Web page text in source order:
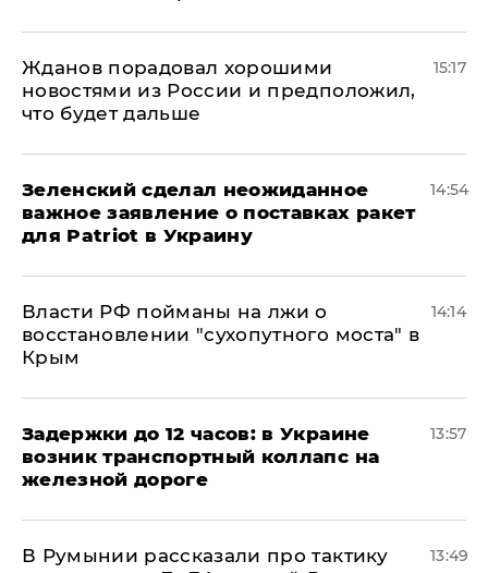
Жданов порадовал хорошими
новостями из России и предположил,
что будет дальше
15:17
Зеленский сделал неожиданное
важное заявление о поставках ракет
для Patriot в Украину
14:54
Власти РФ пойманы на лжи о
восстановлении "сухопутного моста" в
Крым
14:14
Задержки до 12 часов: в Украине
возник транспортный коллапс на
железной дороге
13:57
В Румынии рассказали про тактику
13:49